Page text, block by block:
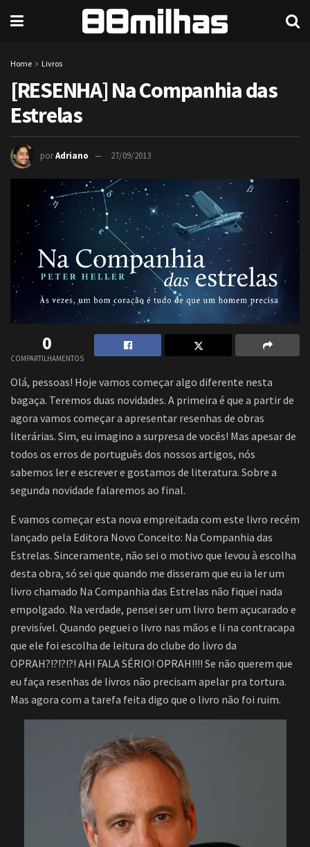
Home Livros
[RESENHA] Na Companhia das
Estrelas
porAdriano 27/09/2013
0
COMPARTILHAMENTOS
Olá, pessoas! Hoje vamos começar algo diferente nesta
bagaça. Teremos duas novidades. A primeira é que a partir de
agora vamos começar a apresentar resenhas de obras
literárias. Sim, eu imagino a surpresa de vocês! Mas apesar de
todos os erros de português dos nossos artigos, nós
sabemos ler e escrever e gostamos de literatura. Sobre a
segunda novidade falaremos ao final.
E vamos começar esta nova empreitada com este livro recém
lançado pela Editora Novo Conceito: Na Companhia das
Estrelas. Sinceramente, não sei o motivo que levou à escolha
desta obra, só sei que quando me disseram que eu ia ler um
livro chamado Na Companhia das Estrelas não fiquei nada
empolgado. Na verdade, pensei ser um livro bem açucarado e
previsível. Quando peguei o livro nas mãos e li na contracapa
que ele foi escolha de leitura do clube do livro da
OPRAH?!?!?!?! AH! FALA SÉRIO! OPRAH!!!! Se não querem que
eu faça resenhas de livros não precisam apelar pra tortura.
Mas agora com a tarefa feita digo que o livro não foi ruim.